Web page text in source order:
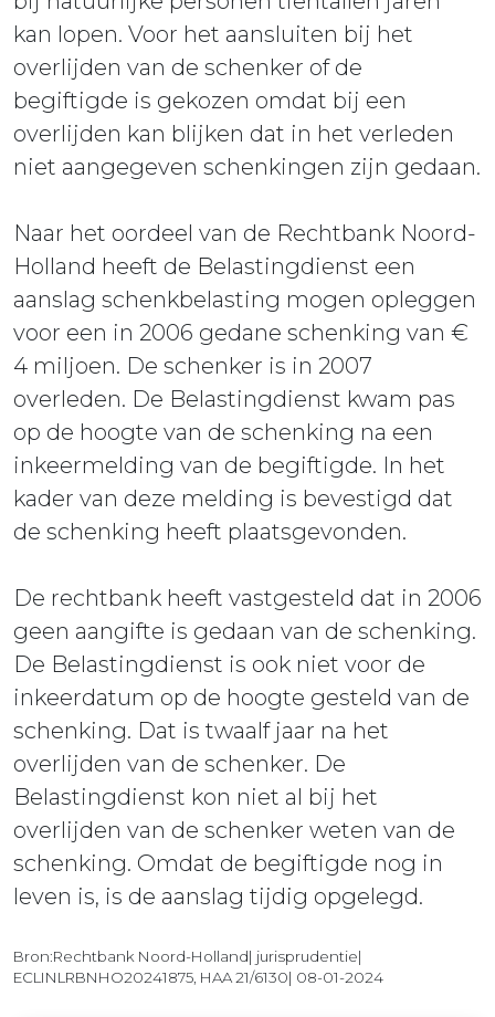
kan lopen. Voor het aansluiten bij het
overlijden van de schenker of de
begiftigde is gekozen omdat bij een
overlijden kan blijken dat in het verleden
niet aangegeven schenkingen zijn gedaan.
Naar het oordeel van de Rechtbank Noord-
Holland heeft de Belastingdienst een
aanslag schenkbelasting mogen opleggen
voor een in 2006 gedane schenking van €
4 miljoen. De schenker is in 2007
overleden. De Belastingdienst kwam pas
op de hoogte van de schenking na een
inkeermelding van de begiftigde. In het
kader van deze melding is bevestigd dat
de schenking heeft plaatsgevonden.
De rechtbank heeft vastgesteld dat in 2006
geen aangifte is gedaan van de schenking.
De Belastingdienst is ook niet voor de
inkeerdatum op de hoogte gesteld van de
schenking. Dat is twaalf jaar na het
overlijden van de schenker. De
Belastingdienst kon niet al bij het
overlijden van de schenker weten van de
schenking. Omdat de begiftigde nog in
leven is, is de aanslag tijdig opgelegd.
Bron:Rechtbank Noord-Holland| jurisprudentie|
ECLINLRBNHO20241875, HAA 21/6130| 08-01-2024